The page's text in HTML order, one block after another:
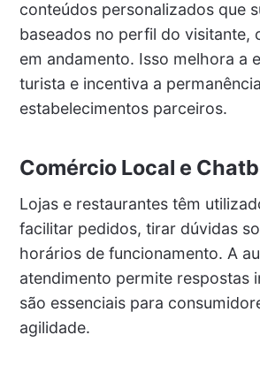
conteúdos personalizados que
baseados no perfil do visitante,
em andamento. Isso melhora a
turista e incentiva a
estabelecimentos parceiros.
Comércio Local e
Lojas e restaurantes têm
facilitar pedidos, tirar dúvidas
horários de funcionamento. A
atendimento permite respostas
são essenciais para
agilidade.